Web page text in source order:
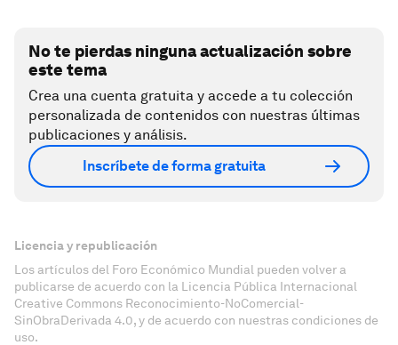
No te pierdas ninguna actualización sobre
este tema
Crea una cuenta gratuita y accede a tu colección
personalizada de contenidos con nuestras últimas
publicaciones y análisis.
Inscríbete de forma gratuita
Licencia y republicación
Los artículos del Foro Económico Mundial pueden volver a
publicarse de acuerdo con la Licencia Pública Internacional
Creative Commons Reconocimiento-NoComercial-
SinObraDerivada 4.0, y de acuerdo con nuestras condiciones de
uso.